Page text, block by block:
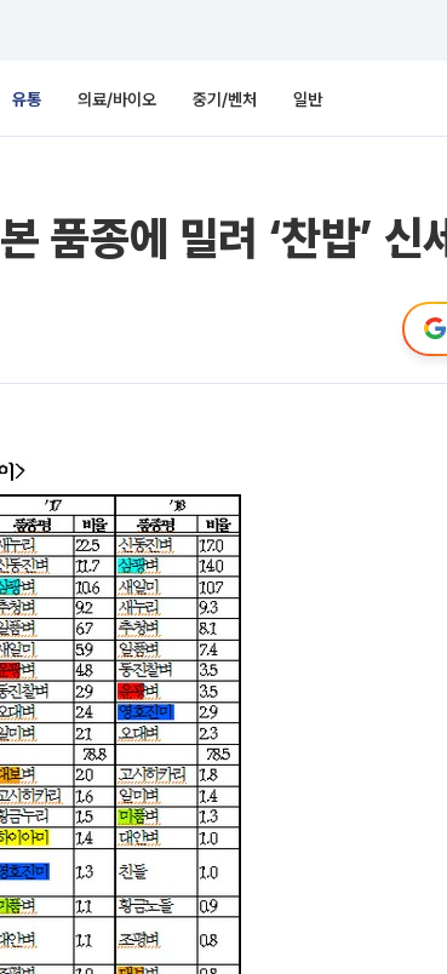
유통 의료/바이오 중기/벤처 일반
종에 밀려 ‘찬밥’ 신세